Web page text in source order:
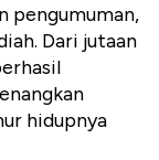
pengumuman,
Dari jutaan
hidupnya